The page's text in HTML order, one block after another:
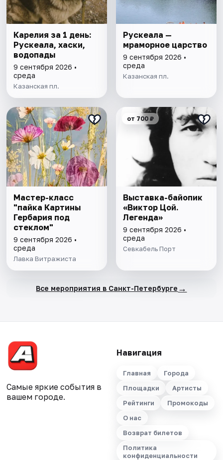
Карелия за 1 день:
Рускеала, хаски,
водопады
9 сентября 2026 •
среда
Казанская пл.
Рускеала —
мраморное царство
9 сентября 2026 •
среда
Казанская пл.
Мастер-класс
"пайка Картины
Гербария под
стеклом"
9 сентября 2026 •
среда
Лавка Витражиста
от 700 ₽
Выставка-байопик
«Виктор Цой.
Легенда»
9 сентября 2026 •
среда
Севкабель Порт
Все мероприятия в Санкт-Петербурге →
Самые яркие события в
вашем городе.
Навигация
Главная
Города
Площадки
Артисты
Рейтинги
Промокоды
О нас
Возврат билетов
Политика
конфиденциальности